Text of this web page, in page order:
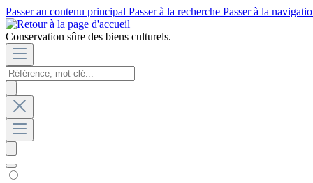
Passer au contenu principal Passer à la recherche Passer à la
Conservation sûre des biens culturels.